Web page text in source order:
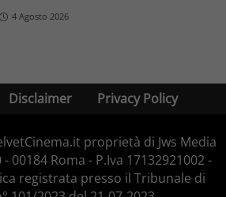
4 Agosto 2026
Disclaimer Privacy Policy
proprietà di Jws Media
00184 Roma - P.Iva 17132921002 -
registrata presso il Tribunale di